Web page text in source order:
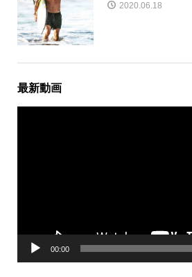
2020.06.18
最新動画
00:00